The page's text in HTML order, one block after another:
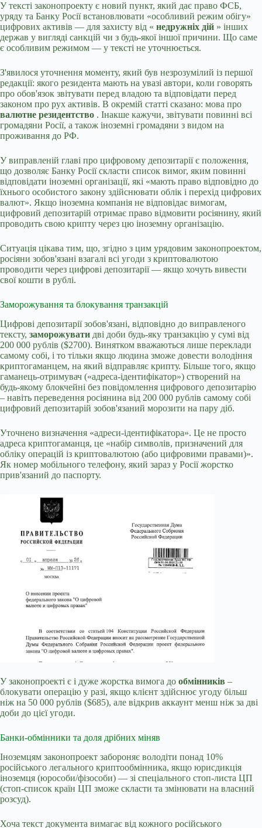
У тексті законопроекту є новий пункт, який дає право ФСБ,
уряду та Банку Росії встановлювати «особливий режим обігу»
цифрових активів — для захисту від « недружніх дій » інших
держав у вигляді санкцій чи з будь-якої іншої причини. Що саме
є особливим режимом — у тексті не уточнюється.
З'явилося уточнення моменту, який був незрозумілий із першої
редакції: якого резидента мають на увазі автори, коли говорять
про обов'язок звітувати перед владою та відповідати перед
законом про рух активів. В окремій статті сказано: мова про
валютне резидентство . Інакше кажучи, звітувати повинні всі
громадяни Росії, а також іноземні громадяни з видом на
проживання до РФ.
У виправленій главі про цифровому депозитарії є положення,
що дозволяє Банку Росії скласти список вимог, яким повинні
відповідати іноземні організації, які «мають право відповідно до
їхнього особистого закону здійснювати облік і перехід цифрових
валют». Якщо іноземна компанія не відповідає вимогам,
цифровий депозитарій отримає право відмовити росіянину, який
проводить свою крипту через цю іноземну організацію.
Ситуація цікава тим, що, згідно з цим урядовим законопроектом,
росіяни зобов'язані взагалі всі угоди з криптовалютою
проводити через цифрові депозитарії — якщо хочуть вивести
свої кошти в рублі.
Заморожування та блокування транзакцій
Цифрові депозитарії зобов'язані, відповідно до виправленого
тексту, заморожувати дві доби будь-яку транзакцію у сумі від
200 000 рублів ($2700). Винятком вважаються лише переклади
самому собі, і то тільки якщо людина зможе довести володіння
криптогаманцем, на який відправляє крипту. Більше того, якщо
гаманець-отримувач («адреса-ідентифікатор») створений на
будь-якому блокчейні без повідомлення цифрового депозитарію
– навіть переведення росіянина від 200 000 рублів самому собі
цифровий депозитарій зобов'язаний морозити на пару діб.
Уточнено визначення «адреси-ідентифікатора». Це не просто
адреса криптогаманця, це «набір символів, призначений для
обліку операцій із криптовалютою (або цифровими правами)».
Як номер мобільного телефону, який зараз у Росії жорстко
прив'язаний до паспорту.
У законопроекті є і дуже жорстка вимога до обмінників –
блокувати операцію у разі, якщо клієнт здійснює угоду більш
ніж на 50 000 рублів ($685), але відкрив аккаунт менш ніж за дві
доби до цієї угоди.
Банки-обмінники та доля дрібних міняв
Іноземцям законопроект забороняє володіти понад 10%
російського легального криптообмінника, якщо юрисдикція
іноземця (юрособи/фізособи) — зі спеціального стоп-листа ЦП
(стоп-список країн ЦП зможе скласти та змінювати на власний
розсуд).
Хоча текст документа вимагає від кожного російського